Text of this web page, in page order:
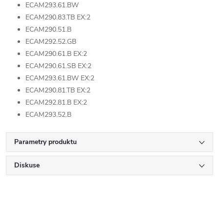
ECAM293.61.BW
ECAM290.83.TB EX:2
ECAM290.51.B
ECAM292.52.GB
ECAM290.61.B EX:2
ECAM290.61.SB EX:2
ECAM293.61.BW EX:2
ECAM290.81.TB EX:2
ECAM292.81.B EX:2
ECAM293.52.B
Parametry produktu
Diskuse